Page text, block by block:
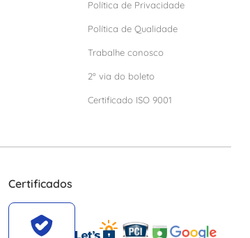
Política de Privacidade
Política de Qualidade
Trabalhe conosco
2º via do boleto
Certificado ISO 9001
Certificados